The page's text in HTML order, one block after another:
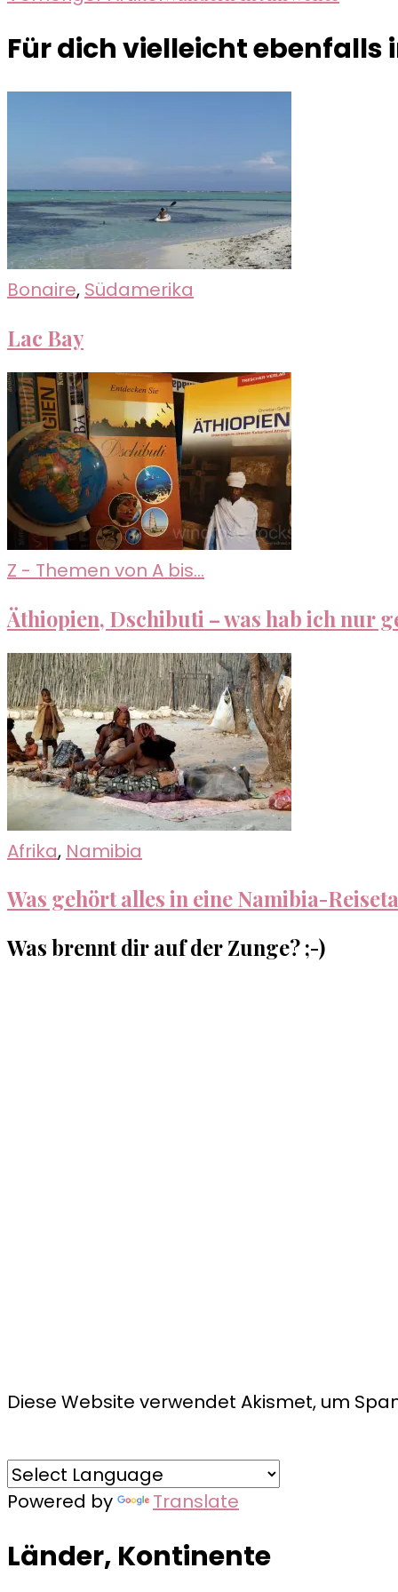
Für dich vielleicht ebenfalls
Bonaire, Südamerika
Lac Bay
Z - Themen von A bis...
Äthiopien, Dschibuti – was hab ich nur
Afrika, Namibia
Was gehört alles in eine Namibia-
Was brennt dir auf der Zunge? ;-)
Diese Website verwendet Akismet, um
Powered by Translate
Länder, Kontinente